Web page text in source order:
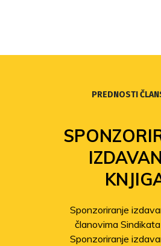
PREDNOSTI
Sponzoriranje
članovima
Sponzoriranje